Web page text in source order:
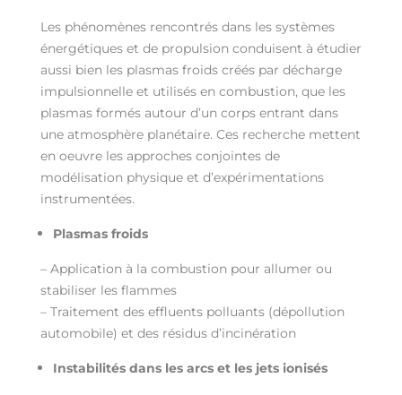
Les phénomènes rencontrés dans les systèmes
énergétiques et de propulsion conduisent à étudier
aussi bien les plasmas froids créés par décharge
impulsionnelle et utilisés en combustion, que les
plasmas formés autour d’un corps entrant dans
une atmosphère planétaire. Ces recherche mettent
en oeuvre les approches conjointes de
modélisation physique et d’expérimentations
instrumentées.
Plasmas froids
– Application à la combustion pour allumer ou
stabiliser les flammes
– Traitement des effluents polluants (dépollution
automobile) et des résidus d’incinération
Instabilités dans les arcs et les jets ionisés